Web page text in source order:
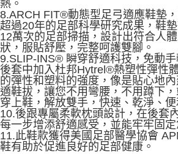
熱。
8.ARCH FIT®動態型足弓適應鞋墊
超過20年的足部科學研究成果，鞋
12萬次的足部掃描，設計出符合人
狀，服貼舒壓，完整呵護雙腳。
9.SLIP-INS® 瞬穿舒適科技，免動
後套中加入杜邦Hytrel®熱塑性彈性
的彈性和塑料的強度，像是貼心地
適鞋拔，讓您不用彎腰，不用蹲下
穿上鞋，解放雙手，快速、乾淨、便
10.後跟專屬柔軟枕頭設計，在後套
每一步增添舒適感受，並能牢牢固定
11.此鞋款獲得美國足部醫學協會
鞋有助於促進良好的足部健康。